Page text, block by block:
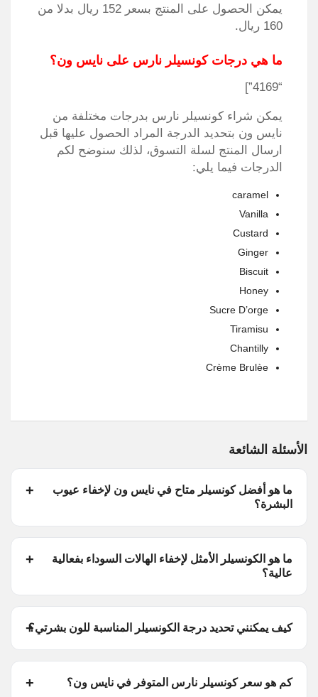
يمكن الحصول على المنتج بسعر 152 ريال بدلا من
160 ريال.
ما هي درجات كونسيلر نارس على نايس ون؟
“4169”]
يمكن شراء كونسيلر نارس بدرجات مختلفة من
نايس ون بتحديد الدرجة المراد الحصول عليها قبل
ارسال المنتج لسلة التسوق، لذلك سنوضح لكم
الدرجات فيما يلي:
caramel
Vanilla
Custard
Ginger
Biscuit
Honey
Sucre D’orge
Tiramisu
Chantilly
Crème Brulèe
الأسئلة الشائعة
ما هو أفضل كونسيلر متاح في نايس ون لإخفاء عيوب
البشرة؟
ما هو الكونسيلر الأمثل لإخفاء الهالات السوداء بفعالية
عالية؟
كيف يمكنني تحديد درجة الكونسيلر المناسبة للون بشرتي؟
كم هو سعر كونسيلر نارس المتوفر في نايس ون؟